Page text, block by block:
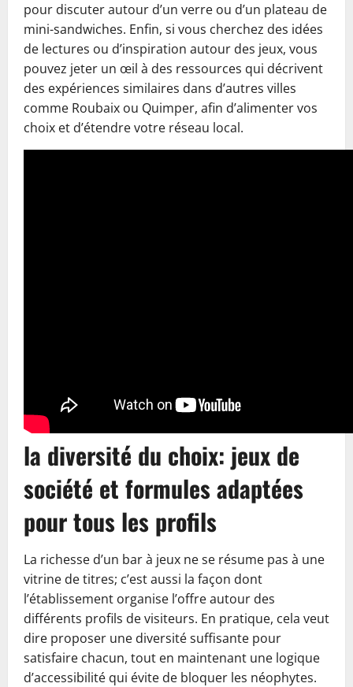
pour discuter autour d’un verre ou d’un plateau de
mini-sandwiches. Enfin, si vous cherchez des idées
de lectures ou d’inspiration autour des jeux, vous
pouvez jeter un œil à des ressources qui décrivent
des expériences similaires dans d’autres villes
comme Roubaix ou Quimper, afin d’alimenter vos
choix et d’étendre votre réseau local.
la diversité du choix: jeux de
société et formules adaptées
pour tous les profils
La richesse d’un bar à jeux ne se résume pas à une
vitrine de titres; c’est aussi la façon dont
l’établissement organise l’offre autour des
différents profils de visiteurs. En pratique, cela veut
dire proposer une diversité suffisante pour
satisfaire chacun, tout en maintenant une logique
d’accessibilité qui évite de bloquer les néophytes.